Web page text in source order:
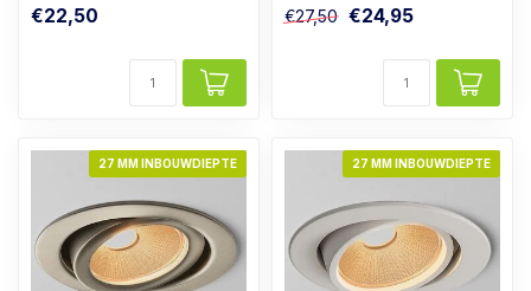
* Wit armatuur
€22,50
* Moderne uitstraling
€27,50 €24,95
27 MM INBOUWDIEPTE 27 MM INBOUWDIEPTE